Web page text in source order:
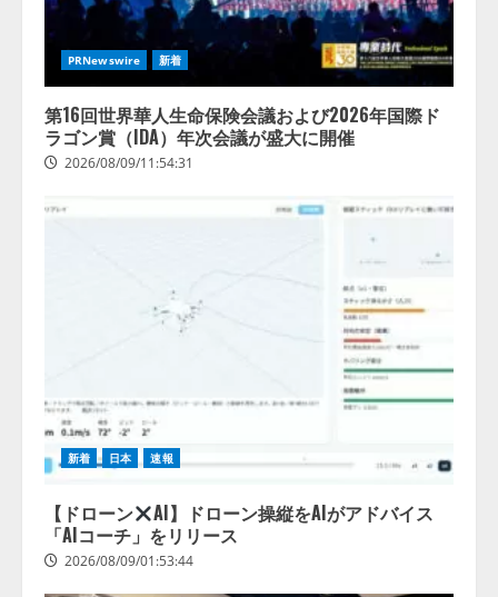
lmessage、MCP接続機能を強化
し、AIから設定操作できる機能を
拡充
2026/08/07/13:53:50
【2026年企業のAI導入・活用に関
する調査】AIを組織として導入で
業の68.0％が、自社でのAI導入・
活用は「上手くいっている」と回
PRNewswire 新着
第16回世界華人生命保険会議および2026年国際ド
ラゴン賞（IDA）年次会議が盛大に開催
2026/08/09/11:54:31
新着 日本 速報
【ドローン
AI】ドローン操縦をAIがアドバイス
「AIコーチ」をリリース
2026/08/09/01:53:44